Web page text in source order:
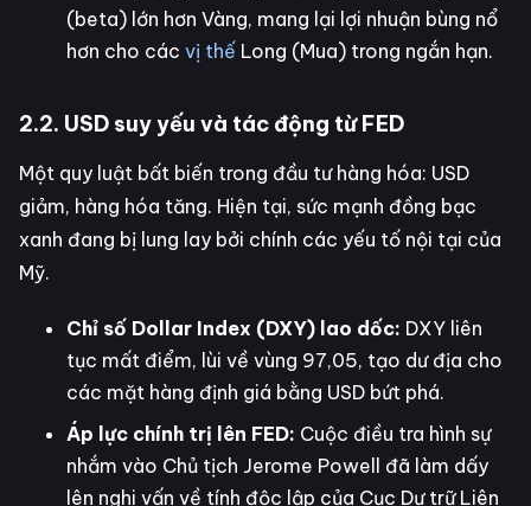
(beta) lớn hơn Vàng, mang lại lợi nhuận bùng nổ
hơn cho các vị thế Long (Mua) trong ngắn hạn.
2.2. USD suy yếu và tác động từ FED
Một quy luật bất biến trong đầu tư hàng hóa: USD
giảm, hàng hóa tăng. Hiện tại, sức mạnh đồng bạc
xanh đang bị lung lay bởi chính các yếu tố nội tại của
Mỹ.
Chỉ số Dollar Index (DXY) lao dốc: DXY liên
tục mất điểm, lùi về vùng 97,05, tạo dư địa cho
các mặt hàng định giá bằng USD bứt phá.
Áp lực chính trị lên FED: Cuộc điều tra hình sự
nhắm vào Chủ tịch Jerome Powell đã làm dấy
lên nghi vấn về tính độc lập của Cục Dự trữ Liên